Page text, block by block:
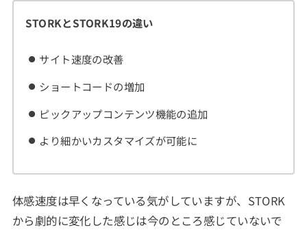
STORKとSTORK19の違い
サイト速度の改善
ショートコードの増加
ピックアップコンテンツ機能の追加
より細かいカスタマイズが可能に
体感速度は早くなっている気がしていますが、STORK
から劇的に変化した感じは今のところ感じていないで